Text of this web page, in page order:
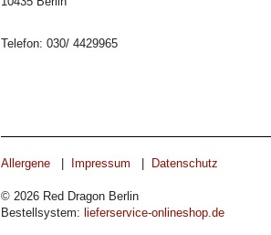
Telefon: 030/ 4429965
Allergene Impressum Datenschutz
© 2026 Red Dragon Berlin
Bestellsystem: lieferservice-onlineshop.de